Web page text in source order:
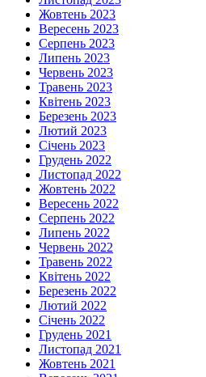
Жовтень 2023
Вересень 2023
Серпень 2023
Липень 2023
Червень 2023
Травень 2023
Квітень 2023
Березень 2023
Лютий 2023
Січень 2023
Грудень 2022
Листопад 2022
Жовтень 2022
Вересень 2022
Серпень 2022
Липень 2022
Червень 2022
Травень 2022
Квітень 2022
Березень 2022
Лютий 2022
Січень 2022
Грудень 2021
Листопад 2021
Жовтень 2021